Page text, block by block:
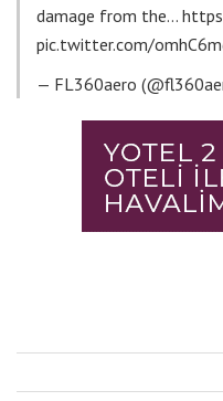
damage from the…
pic.twitter.com/
— FL360aero